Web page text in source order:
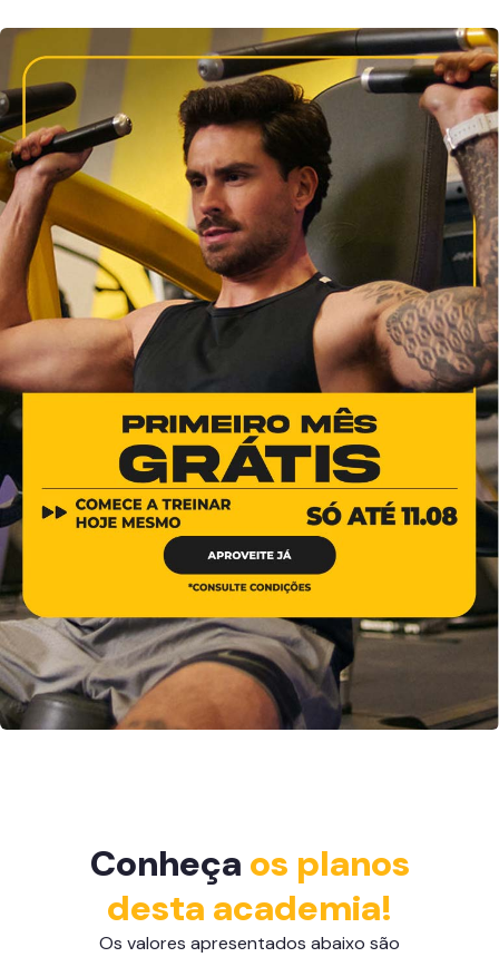
Conheça os planos
desta academia!
Os valores apresentados abaixo são